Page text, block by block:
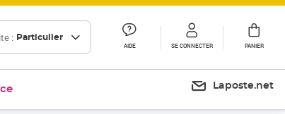
: Particulier
AIDE SE CONNECTER PANIER
Laposte.net